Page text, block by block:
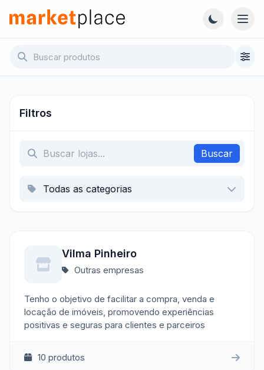
Pular para o conteúdo principal
Marketplace - Voltar para a página inicial
Filtros
Buscar
Vilma Pinheiro
Outras empresas
Tenho o objetivo de facilitar a compra, venda e
locação de imóveis, promovendo experiências
positivas e seguras para clientes e parceiros
10 produtos